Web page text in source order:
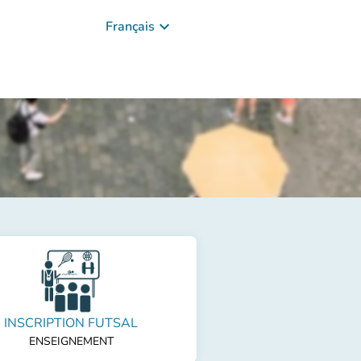
Français keyboard_arrow_down
INSCRIPTION FUTSAL
ENSEIGNEMENT